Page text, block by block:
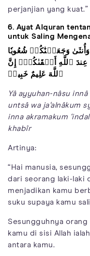
perjanjian yang kuat.”
6. Ayat Alquran
untuk Saling
وَأُنثَىٰ وَجَعَلۡنَٰكُمۡ شُعُوبٗا
عِندَ ٱللَّهِ أَتۡقَىٰكُمۡۚ إِنَّ
ٱللَّهَ عَلِيمٌ خَبِيرٞ
Yâ ayyuhan-nâsu
untsâ wa ja‘alnâkum
inna akramakum
khabîr
Artinya:
“Hai manusia,
dari seorang laki-laki
menjadikan kamu
suku supaya kamu
Sesungguhnya
kamu di sisi Allah
antara kamu.